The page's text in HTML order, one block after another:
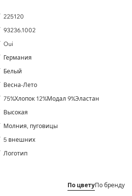
225120
93236.1002
Oui
Германия
Белый
Весна-Лето
75%Хлопок 12%Модал 9%Эластан
Высокая
Молния, пуговицы
5 внешних
Логотип
По цветуПо бренду